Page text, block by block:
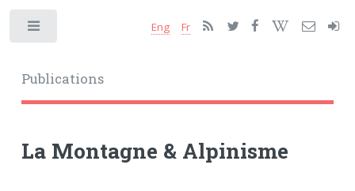
Publications
Eng Fr
La Montagne & Alpinisme